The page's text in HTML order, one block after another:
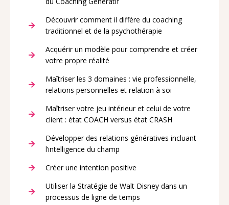
Découvrir comment il diffère du coaching
traditionnel et de la psychothérapie
Acquérir un modèle pour comprendre et créer
votre propre réalité
Maîtriser les 3 domaines : vie professionnelle,
relations personnelles et relation à soi
Maîtriser votre jeu intérieur et celui de votre
client : état COACH versus état CRASH
Développer des relations génératives incluant
l’intelligence du champ
Créer une intention positive
Utiliser la Stratégie de Walt Disney dans un
processus de ligne de temps